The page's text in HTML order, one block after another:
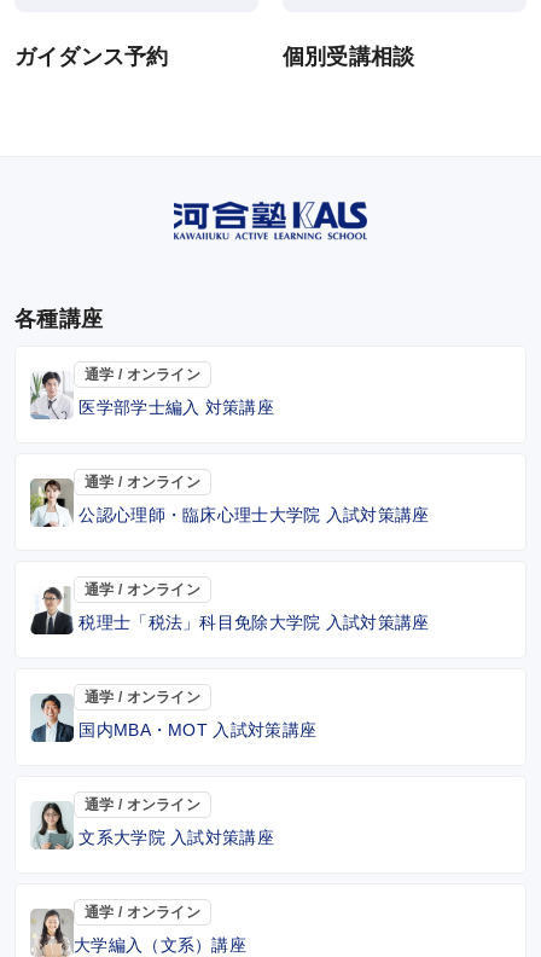
ガイダンス予約 個別受講相談
各種講座
通学 / オンライン
医学部学士編入 対策講座
通学 / オンライン
公認心理師・臨床心理士大学院 入試対策講座
通学 / オンライン
税理士「税法」科目免除大学院 入試対策講座
通学 / オンライン
国内MBA・MOT 入試対策講座
通学 / オンライン
文系大学院 入試対策講座
通学 / オンライン
大学編入（文系）講座